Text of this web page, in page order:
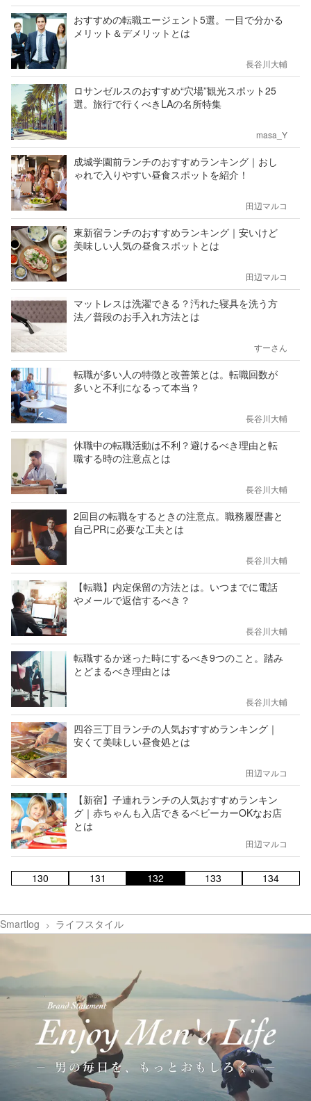
おすすめの転職エージェント5選。一目で分かる
メリット＆デメリットとは
長谷川大輔
ロサンゼルスのおすすめ“穴場”観光スポット25
選。旅行で行くべきLAの名所特集
masa_Y
成城学園前ランチのおすすめランキング｜おし
ゃれで入りやすい昼食スポットを紹介！
田辺マルコ
東新宿ランチのおすすめランキング｜安いけど
美味しい人気の昼食スポットとは
田辺マルコ
マットレスは洗濯できる？汚れた寝具を洗う方
法／普段のお手入れ方法とは
すーさん
転職が多い人の特徴と改善策とは。転職回数が
多いと不利になるって本当？
長谷川大輔
休職中の転職活動は不利？避けるべき理由と転
職する時の注意点とは
長谷川大輔
2回目の転職をするときの注意点。職務履歴書と
自己PRに必要な工夫とは
長谷川大輔
【転職】内定保留の方法とは。いつまでに電話
やメールで返信するべき？
長谷川大輔
転職するか迷った時にするべき9つのこと。踏み
とどまるべき理由とは
長谷川大輔
四谷三丁目ランチの人気おすすめランキング｜
安くて美味しい昼食処とは
田辺マルコ
【新宿】子連れランチの人気おすすめランキン
グ｜赤ちゃんも入店できるベビーカーOKなお店
とは
田辺マルコ
130 131 132 133 134
Smartlog ライフスタイル